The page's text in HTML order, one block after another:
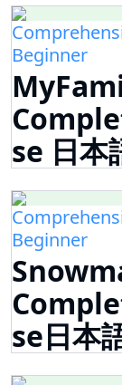
Beginner
se 日本
Beginner
se日本